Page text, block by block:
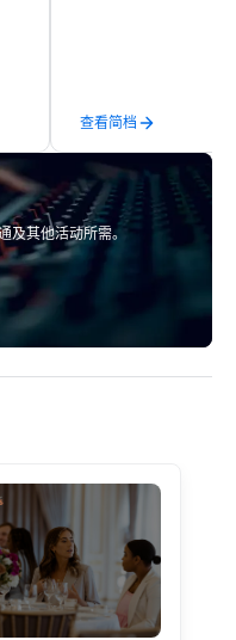
two people to
comprised of Sedans,
Sprinters, Limo
Coaches. We have a
seating and
vehicles. With our
and staffing needs to
successful program
查看简档
及其他活动所需。